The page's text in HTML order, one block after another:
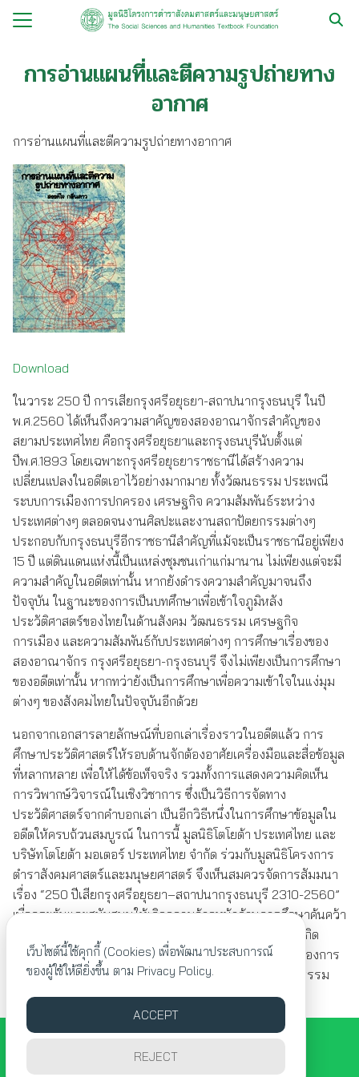
Skip
ชุด
ทำมือ
ดีย
ลนิธิ
การอ่านแผนที่และตีความรูปถ่ายทาง
อากาศ
การอ่านแผนที่และตีความรูปถ่ายทางอากาศ
Download
ในวาระ 250 ปี การเสียกรุงศรีอยุธยา-สถาปนากรุงธนบุรี ในปี
พ.ศ.2560 ได้เห็นถึงความสาคัญของสองอาณาจักรสำคัญของ
สยามประเทศไทย คือกรุงศรีอยุธยาและกรุงธนบุรีนับตั้งแต่
ปีพ.ศ.1893 โดยเฉพาะกรุงศรีอยุธยาราชธานีได้สร้างความ
เปลี่ยนแปลงในอดีตเอาไว้อย่างมากมาย ทั้งวัฒนธรรม ประเพณี
ระบบการเมืองการปกครอง เศรษฐกิจ ความสัมพันธ์ระหว่าง
ประเทศต่างๆ ตลอดจนงานศิลปะและงานสถาปัตยกรรมต่างๆ
ประกอบกับกรุงธนบุรีอีกราชธานีสำคัญที่แม้จะเป็นราชธานีอยู่เพียง
15 ปี แต่ดินแดนแห่งนี้เป็นแหล่งชุมชนเก่าแก่มานาน ไม่เพียงแต่จะมี
ความสำคัญในอดีตเท่านั้น หากยังดำรงความสำคัญมาจนถึง
ปัจจุบัน ในฐานะของการเป็นบทศึกษาเพื่อเข้าใจภูมิหลัง
ประวัติศาสตร์ของไทยในด้านสังคม วัฒนธรรม เศรษฐกิจ
การเมือง และความสัมพันธ์กับประเทศต่างๆ การศึกษาเรื่องของ
สองอาณาจักร กรุงศรีอยุธยา-กรุงธนบุรี จึงไม่เพียงเป็นการศึกษา
ของอดีตเท่านั้น หากทว่ายังเป็นการศึกษาเพื่อความเข้าใจในแง่มุม
ต่างๆ ของสังคมไทยในปัจจุบันอีกด้วย
นอกจากเอกสารลายลักษณ์ที่บอกเล่าเรื่องราวในอดีตแล้ว การ
ศึกษาประวัติศาสตร์ให้รอบด้านจักต้องอาศัยเครื่องมือและสื่อข้อมูล
ที่หลากหลาย เพื่อให้ได้ข้อเท็จจริง รวมทั้งการแสดงความคิดเห็น
การวิพากษ์วิจารณ์ในเชิงวิชาการ ซึ่งเป็นวิธีการจัดทาง
ประวัติศาสตร์จากคำบอกเล่า เป็นอีกวิธีหนึ่งในการศึกษาข้อมูลใน
อดีตให้ครบถ้วนสมบูรณ์ ในการนี้ มูลนิธิโตโยต้า ประเทศไทย และ
บริษัทโตโยต้า มอเตอร์ ประเทศไทย จำกัด ร่วมกับมูลนิธิโครงการ
ตำราสังคมศาสตร์และมนุษยศาสตร์ จึงเห็นสมควรจัดการสัมมนา
เรื่อง “250 ปีเสียกรุงศรีอยุธยา–สถาปนากรุงธนบุรี 2310-2560”
เพื่อกระตุ้นและสนับสนุนให้เกิดความก้าวหน้าด้านการศึกษาค้นคว้า
และการนำข้อมูลเกี่ยวกับกรุงศรีอยุธยา-กรุงธนบุรีไปใช้ให้เกิด
ประโยชน์ในวงวิชาการให้แพร่หลาย และเพื่อสร้างทัศนคติของการ
อยู่ร่วมกันอย่างสันติบนความหลากหลายทางเชื้อชาติวัฒนธรรม
ความเชื่อและศาสนา
เว็บไซต์นี้ใช้คุกกี้ (Cookies) เพื่อพัฒนาประสบการณ์
ของผู้ใช้ให้ดียิ่งขึ้น ตาม Privacy Policy.
ACCEPT
REJECT